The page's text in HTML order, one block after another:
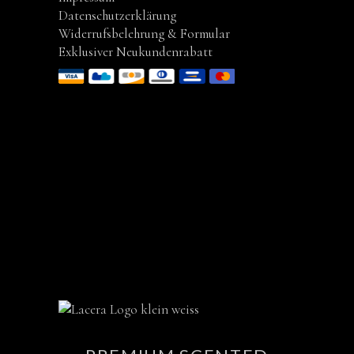
Datenschutzerklärung
Widerrufsbelehrung & Formular
Exklusiver Neukundenrabatt